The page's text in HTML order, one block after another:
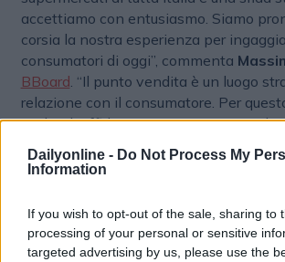
Dailyonline - Do Not Process My
Information
If you wish to opt-out of the sale, sharing to
processing of your personal or sensitive
targeted advertising by us, please use the
accettiamo con entusiasmo. Siamo
corsia la nostra esperienza per
consumatori di oggi”, commenta
BBoard. “Il punto vendita è un luogo
relazione con il consumatore. Per
scelto di affidarci a un partner in grado
continuità, qualità esecutiva e piena
nostri brand. La collaborazione con
sviluppo delle attività di Trade
dei nostri obiettivi di crescita”,
Commercial Director Italy di Rigoni di